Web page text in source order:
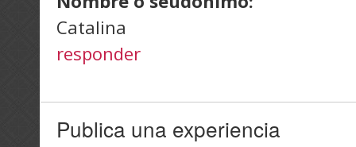
Catalina
responder
Publica una experiencia